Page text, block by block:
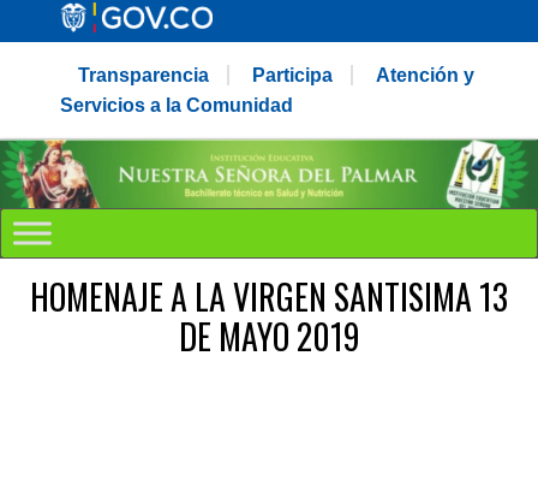
Transparencia Participa
Atención y
Servicios a la Comunidad
HOMENAJE A LA VIRGEN SANTISIMA 13
DE MAYO 2019